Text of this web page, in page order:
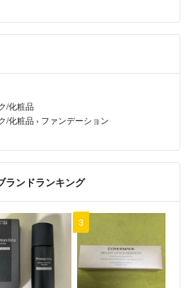
/化粧品
/化粧品 › ファンデーション
ランドランキング
3